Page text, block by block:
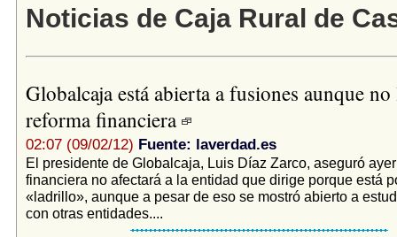
Noticias de Caja Rural de
Globalcaja está abierta a fusiones aunque no
reforma financiera
02:07 (09/02/12) Fuente: laverdad.es
El presidente de Globalcaja, Luis Díaz Zarco, aseguró
financiera no afectará a la entidad que dirige porque está
«ladrillo», aunque a pesar de eso se mostró abierto a
con otras entidades....